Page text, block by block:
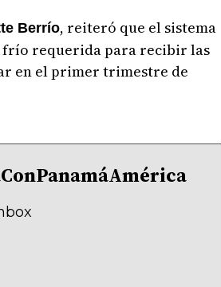
Berrío, reiteró que el sistema
frío requerida para recibir las
en el primer trimestre de